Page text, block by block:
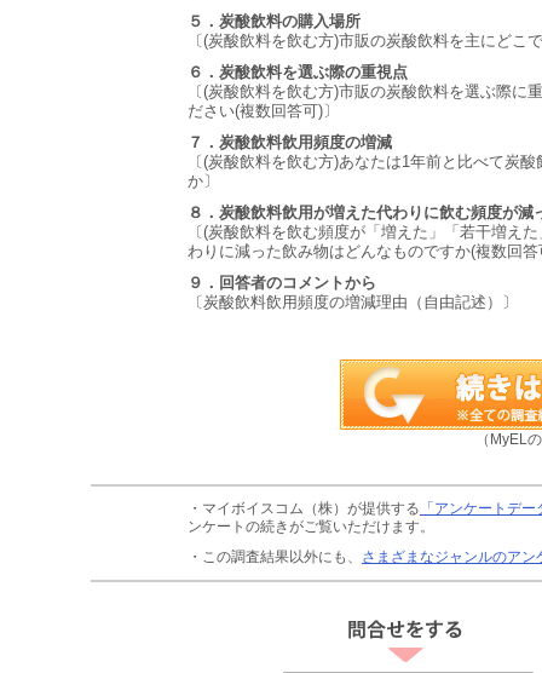
５．炭酸飲料の購入場所
〔(炭酸飲料を飲む方)市販の炭酸飲料を主にどこ
６．炭酸飲料を選ぶ際の重視点
〔(炭酸飲料を飲む方)市販の炭酸飲料を選ぶ際
ださい(複数回答可)〕
７．炭酸飲料飲用頻度の増減
〔(炭酸飲料を飲む方)あなたは1年前と比べて炭
か〕
８．炭酸飲料飲用が増えた代わりに飲む頻度が減
〔(炭酸飲料を飲む頻度が「増えた」「若干増え
わりに減った飲み物はどんなものですか(複数回答
９．回答者のコメントから
〔炭酸飲料飲用頻度の増減理由（自由記述）〕
（MyEL
・マイボイスコム（株）が提供する 「アンケートデ
ンケートの続きがご覧いただけます。
・この調査結果以外にも、 さまざまなジャンルのアン